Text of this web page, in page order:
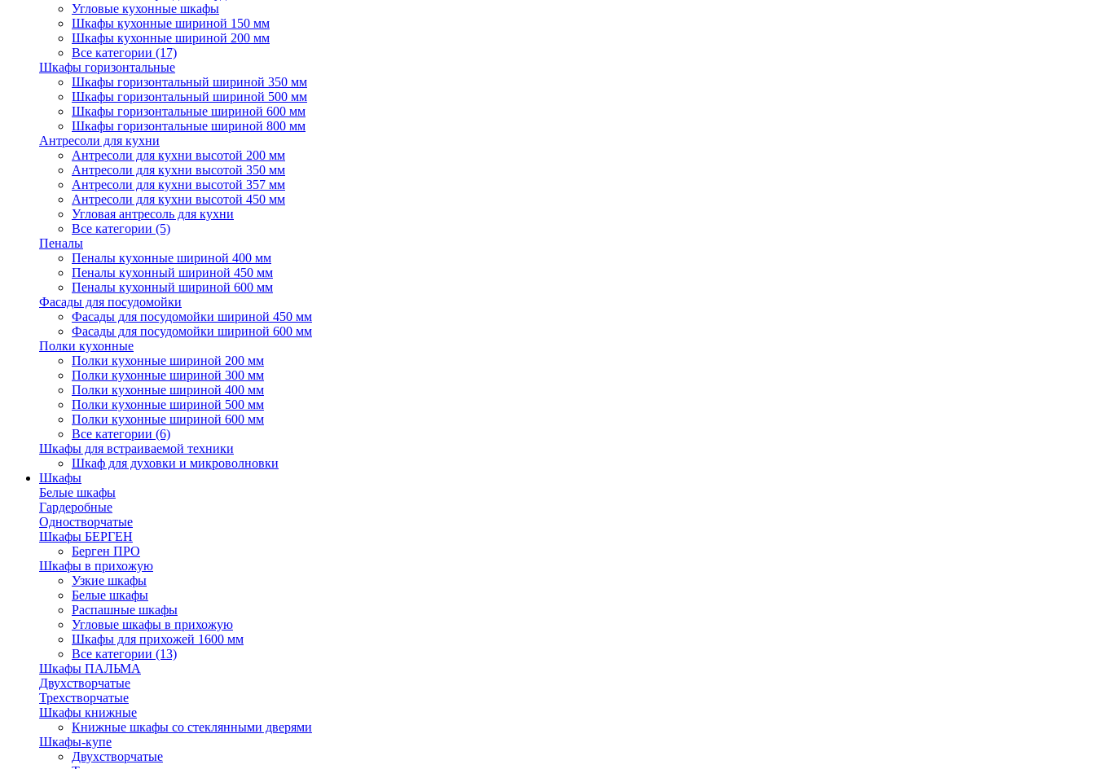
Угловые кухонные шкафы
Шкафы кухонные шириной 150 мм
Шкафы кухонные шириной 200 мм
Все категории (17)
Шкафы горизонтальные
Шкафы горизонтальный шириной 350 мм
Шкафы горизонтальный шириной 500 мм
Шкафы горизонтальные шириной 600 мм
Шкафы горизонтальные шириной 800 мм
Антресоли для кухни
Антресоли для кухни высотой 200 мм
Антресоли для кухни высотой 350 мм
Антресоли для кухни высотой 357 мм
Антресоли для кухни высотой 450 мм
Угловая антресоль для кухни
Все категории (5)
Пеналы
Пеналы кухонные шириной 400 мм
Пеналы кухонный шириной 450 мм
Пеналы кухонный шириной 600 мм
Фасады для посудомойки
Фасады для посудомойки шириной 450 мм
Фасады для посудомойки шириной 600 мм
Полки кухонные
Полки кухонные шириной 200 мм
Полки кухонные шириной 300 мм
Полки кухонные шириной 400 мм
Полки кухонные шириной 500 мм
Полки кухонные шириной 600 мм
Все категории (6)
Шкафы для встраиваемой техники
Шкаф для духовки и микроволновки
Шкафы
Белые шкафы
Гардеробные
Одностворчатые
Шкафы БЕРГЕН
Берген ПРО
Шкафы в прихожую
Узкие шкафы
Белые шкафы
Распашные шкафы
Угловые шкафы в прихожую
Шкафы для прихожей 1600 мм
Все категории (13)
Шкафы ПАЛЬМА
Двухстворчатые
Трехстворчатые
Шкафы книжные
Книжные шкафы со стеклянными дверями
Шкафы-купе
Двухстворчатые